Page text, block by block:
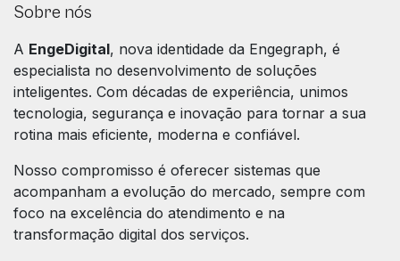
Sobre nós
A EngeDigital, nova identidade da Engegraph, é
especialista no desenvolvimento de soluções
inteligentes. Com décadas de experiência, unimos
tecnologia, segurança e inovação para tornar a sua
rotina mais eficiente, moderna e confiável.
Nosso compromisso é oferecer sistemas que
acompanham a evolução do mercado, sempre com
foco na excelência do atendimento e na
transformação digital dos serviços.